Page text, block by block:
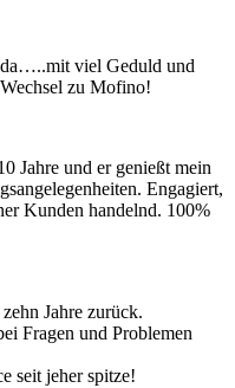
viel Geduld und
zu Mofino!
Jahre und er genießt mein
Engagiert,
Kunden handelnd. 100%
Jahre zurück.
Fragen und Problemen
seit jeher spitze!